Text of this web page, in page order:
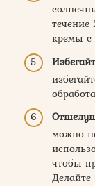
кремы с
можно
чтобы